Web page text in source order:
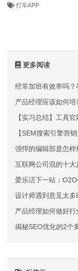
打车APP
更多阅读
经常加班有效率吗
产品经理应该如何
【实习总结】工具
【SEM搜索引擎营
强悍的编辑部是怎样
互联网公司混的十大
爱乐活下一站：
设计师遇到意见太多
产品经理如何做好
揭秘SEO优化的2个